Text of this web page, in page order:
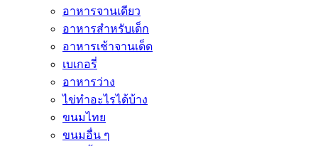
อาหารจานเดียว
อาหารสำหรับเด็ก
อาหารเช้าจานเด็ด
เบเกอรี่
อาหารว่าง
ไข่ทำอะไรได้บ้าง
ขนมไทย
ขนมอื่น ๆ